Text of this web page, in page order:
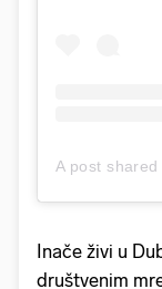
Inače živi u
društvenim